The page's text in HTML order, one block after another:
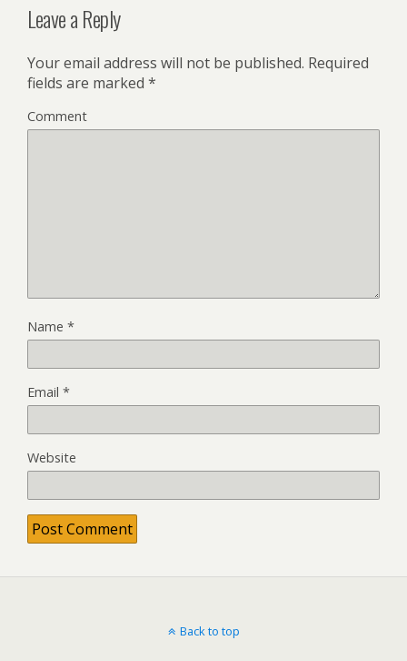
Leave a Reply
Your email address will not be published. Required
fields are marked *
Comment
Name *
Email *
Website
Back to top